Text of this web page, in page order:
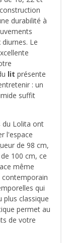
durabilité à
Le
lit présente
: un
suffit
du Lolita ont
l'espace
de 98 cm,
100 cm, ce
même
contemporain
qui
classique
permet au
de votre